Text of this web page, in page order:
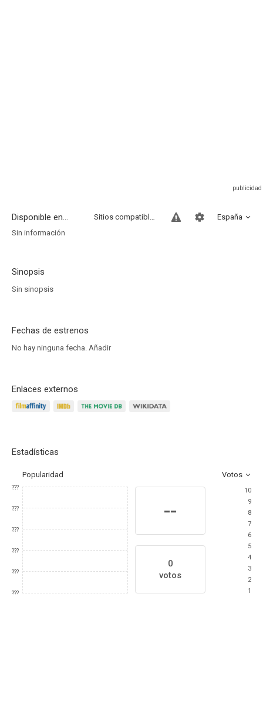
Disponible en... España
Sitios compatibles
Sin información
Sinopsis
Sin sinopsis
Fechas de estrenos
No hay ninguna fecha. Añadir
Enlaces externos
Estadísticas
Popularidad Votos
???
???
???
???
???
???
--
0
votos
10
9
8
7
6
5
4
3
2
1